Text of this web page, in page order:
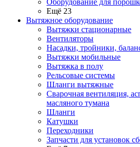
Оборудование для
Ещё 23
Вытяжное оборудование
Вытяжки стационарные
Вентиляторы
Насадки, тройники,
Вытяжки мобильные
Вытяжка в полу
Рельсовые системы
Шланги вытяжные
Сварочная вентиляция,
масляного тумана
Шланги
Катушки
Переходники
Запчасти для установок